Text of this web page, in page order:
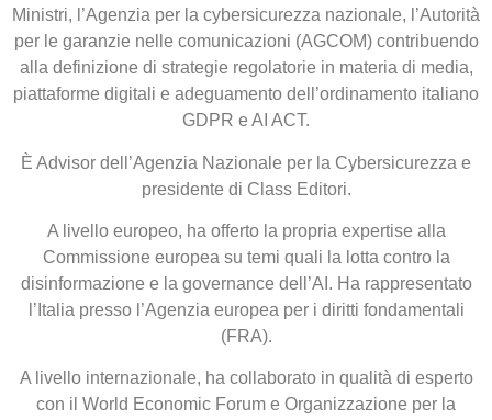
Ministri, l’Agenzia per la cybersicurezza nazionale, l’Autorità
per le garanzie nelle comunicazioni (AGCOM) contribuendo
alla definizione di strategie regolatorie in materia di media,
piattaforme digitali e adeguamento dell’ordinamento italiano
GDPR e AI ACT.
È Advisor dell’Agenzia Nazionale per la Cybersicurezza e
presidente di Class Editori.
A livello europeo, ha offerto la propria expertise alla
Commissione europea su temi quali la lotta contro la
disinformazione e la governance dell’AI. Ha rappresentato
l’Italia presso l’Agenzia europea per i diritti fondamentali
(FRA).
A livello internazionale, ha collaborato in qualità di esperto
con il World Economic Forum e Organizzazione per la